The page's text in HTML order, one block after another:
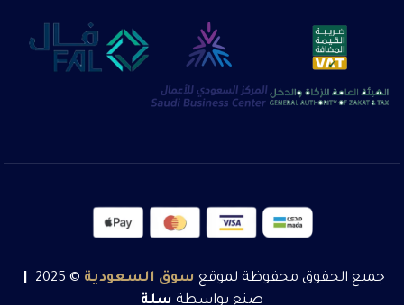
جميع الحقوق محفوظة لموقع سوق السعودية © 2025
صنع بواسطة سلة